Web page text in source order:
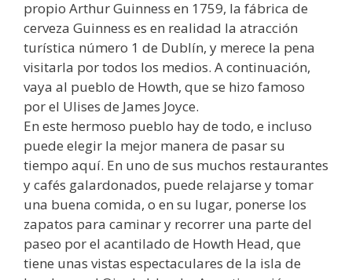
propio Arthur Guinness en 1759, la fábrica de
cerveza Guinness es en realidad la atracción
turística número 1 de Dublín, y merece la pena
visitarla por todos los medios. A continuación,
vaya al pueblo de Howth, que se hizo famoso
por el Ulises de James Joyce.
En este hermoso pueblo hay de todo, e incluso
puede elegir la mejor manera de pasar su
tiempo aquí. En uno de sus muchos restaurantes
y cafés galardonados, puede relajarse y tomar
una buena comida, o en su lugar, ponerse los
zapatos para caminar y recorrer una parte del
paseo por el acantilado de Howth Head, que
tiene unas vistas espectaculares de la isla de